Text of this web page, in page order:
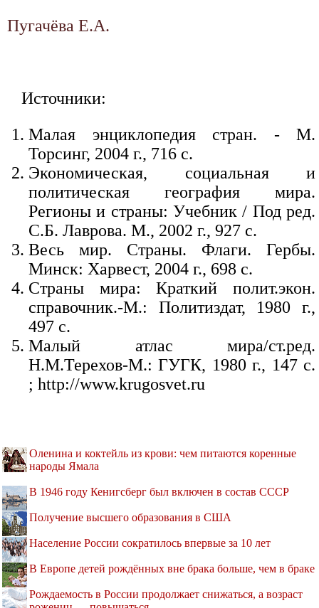
Пугачёва Е.А.
Источники:
Малая энциклопедия стран. - М.
Торсинг, 2004 г., 716 с.
Экономическая, социальная и
политическая география мира.
Регионы и страны: Учебник / Под ред.
С.Б. Лаврова. М., 2002 г., 927 с.
Весь мир. Страны. Флаги. Гербы.
Минск: Харвест, 2004 г., 698 с.
Страны мира: Краткий полит.экон.
справочник.-М.: Политиздат, 1980 г.,
497 с.
Малый атлас мира/ст.ред.
Н.М.Терехов-М.: ГУГК, 1980 г., 147 с.
; http://www.krugosvet.ru
Оленина и коктейль из крови: чем питаются коренные
народы Ямала
В 1946 году Кенигсберг был включен в состав СССР
Получение высшего образования в США
Население России сократилось впервые за 10 лет
В Европе детей рождённых вне брака больше, чем в браке
Рождаемость в России продолжает снижаться, а возраст